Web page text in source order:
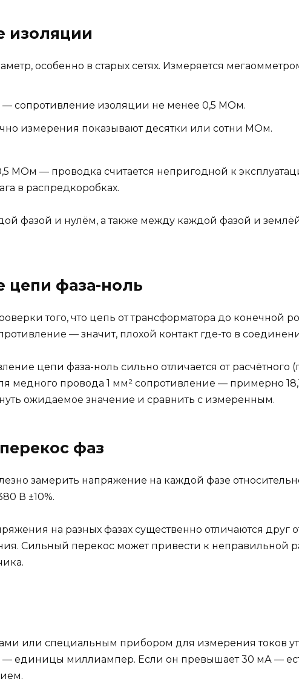
изоляции
особенно в старых сетях. Измеряется
сопротивление изоляции не менее 0,5 МОм.
измерения показывают десятки или сотни МОм.
МОм — проводка считается непригодной к
в распредкоробках.
фазой и нулём, а также между каждой фазой и
цепи фаза-ноль
того, что цепь от трансформатора до конечной
— значит, плохой контакт где-то в
цепи фаза-ноль сильно отличается от
медного провода 1 мм² сопротивление — примерно
ожидаемое значение и сравнить с измеренным.
фаз
замерить напряжение на каждой фазе
В ±10%.
на разных фазах существенно отличаются друг
Сильный перекос может привести к неправильной
или специальным прибором для измерения токов
единицы миллиампер. Если он превышает 30 мА —